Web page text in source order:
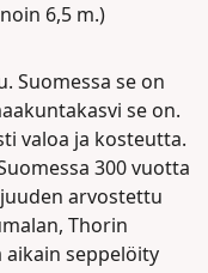
6,5 m.)
Suomessa se on
se on.
valoa ja kosteutta.
300 vuotta
arvostettu
Thorin
seppelöity